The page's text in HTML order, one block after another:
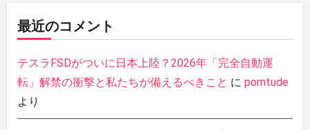
最近のコメント
テスラFSDがついに日本上陸？2026年「完全自動運
転」解禁の衝撃と私たちが備えるべきこと に porntude
より